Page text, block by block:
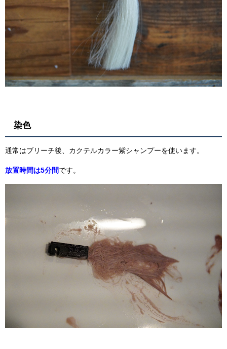
染色
通常はブリーチ後、カクテルカラー紫シャンプーを使います。
放置時間は5分間 です。